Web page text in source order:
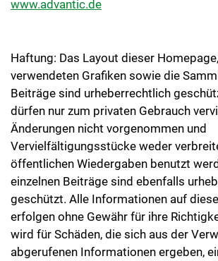
www.advantic.de
Haftung: Das Layout dieser
verwendeten Grafiken sowie die
Beiträge sind urheberrechtlich
dürfen nur zum privaten Gebrauch
Änderungen nicht vorgenommen und
Vervielfältigungsstücke weder
öffentlichen Wiedergaben benutzt
einzelnen Beiträge sind ebenfalls
geschützt. Alle Informationen auf
erfolgen ohne Gewähr für ihre
wird für Schäden, die sich aus der
abgerufenen Informationen ergeben,